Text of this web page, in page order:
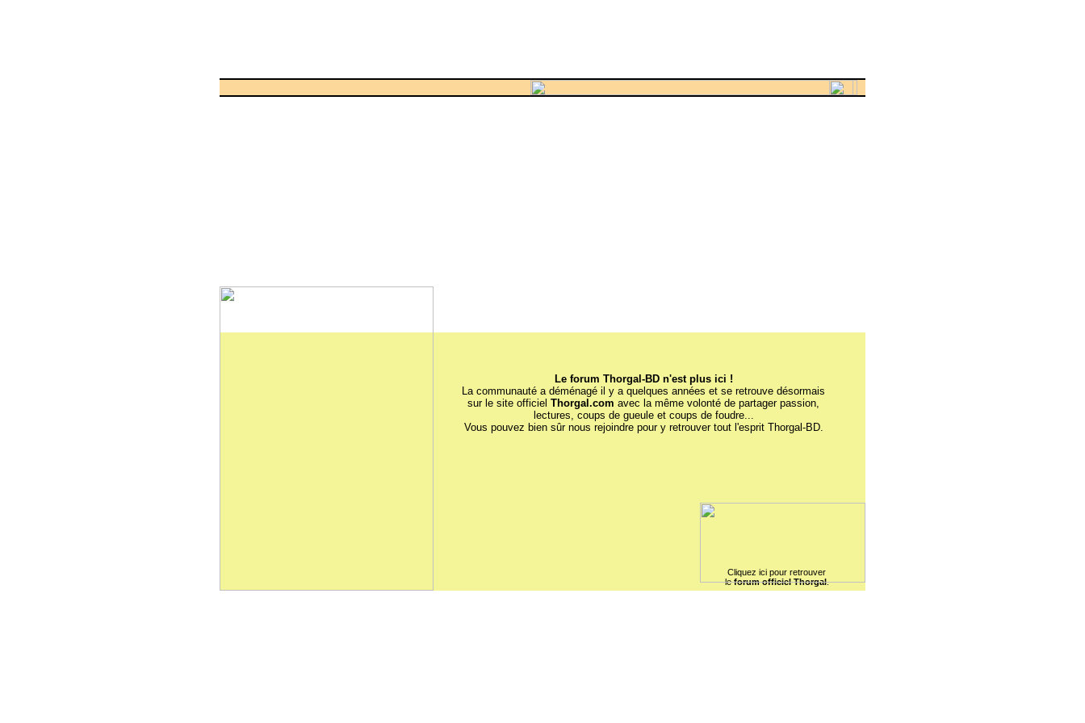
Le forum Thorgal-BD n'est plus ici !
La communauté a déménagé il y a quelques années et se retrouve désormais
sur le site officiel Thorgal.com avec la même volonté de partager passion,
lectures, coups de gueule et coups de foudre...
Vous pouvez bien sûr nous rejoindre pour y retrouver tout l'esprit Thorgal-BD.
Cliquez ici pour retrouver
leforum officiel Thorgal.